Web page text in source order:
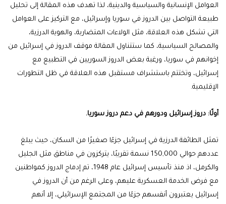
العوامل الإنسانية والسياسية والدينية، لذا تهدف هذه المقالة إلى تحليل
طبيعة التواصل بين الدروز في سوريا وإسرائيل، مع التركيز على العوامل
التي تشكل هذه العلاقة، مثل الولاءات المتضاربة، والهوية الدرزية،
والمصالح السياسية، كما ستتناول المقالة موقف الدروز في إسرائيل من
إخوانهم في سوريا، ورغبة بعض الدروز السوريين في التطبيع مع
إسرائيل، وتختتم باستشراف مستقبل هذه العلاقة في ظل التطورات
الإقليمية.
أولًا: دروز إسرائيل ودورهم في دعم دروز سوريا.
تمثل الطائفة الدرزية في إسرائيل جزءًا صغيرًا من السكان، حيث يبلغ
عددهم حوالي 150,000 نسمة تقريبًا، يتركزون في مناطق مثل الجليل
والكرمل، اذ منذ تأسيس إسرائيل عام 1948، تم إدماج الدروز كمواطنين
مع فرض الخدمة العسكرية عليهم، وعلى الرغم من أن الدروز في
إسرائيل يعتبرون أنفسهم جزءًا من المجتمع الإسرائيلي، إلا أنهم